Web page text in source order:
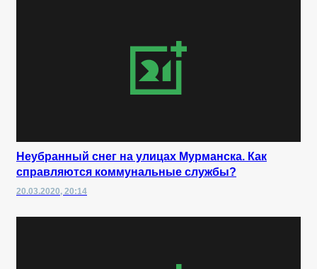
Неубранный снег на улицах Мурманска. Как
справляются коммунальные службы?
20.03.2020, 20:14